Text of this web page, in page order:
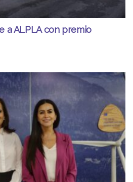
a ALPLA con premio